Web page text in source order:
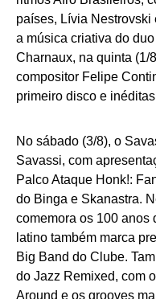
países, Lívia Nestrovski
a música criativa do
Charnaux, na quinta (1/
compositor Felipe
primeiro disco e
No sábado (3/8), o
Savassi, com
Palco Ataque Honk!:
do Binga e Skanastra.
comemora os 100 anos
latino também marca
Big Band do Clube.
do Jazz Remixed, com
Around e os grooves